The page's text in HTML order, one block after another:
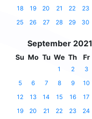
18
19 20 21 22 23
25
26 27 28 29 30
September 2021
Su Mo Tu We Th Fr
1 2 3
5
6 7 8 9 10
12
13 14 15 16 17
19
20 21 22 23 24